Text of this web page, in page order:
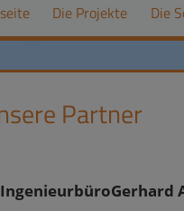
Die Projekte Die
Partner
IngenieurbüroGerhard